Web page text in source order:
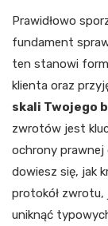
Prawidłowo
fundament
ten stanowi
klienta oraz
skali Twojego
zwrotów jest
ochrony prawnej
dowiesz się, jak
protokół zwrotu,
uniknąć